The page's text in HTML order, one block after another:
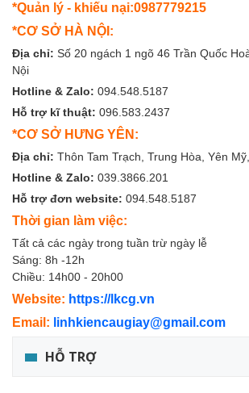
*Quản lý - khiếu nại:0987779215
*CƠ SỞ HÀ NỘI:
Địa chỉ: Số 20 ngách 1 ngõ 46 Trần Quốc
Nội
Hotline & Zalo: 094.548.5187
Hỗ trợ kĩ thuật: 096.583.2437
*CƠ SỞ HƯNG YÊN:
Địa chỉ: Thôn Tam Trạch, Trung Hòa, Yên
Hotline & Zalo: 039.3866.201
Hỗ trợ đơn website: 094.548.5187
Thời gian làm việc:
Tất cả các ngày trong tuần trừ ngày lễ
Sáng: 8h -12h
Chiều: 14h00 - 20h00
Website: https://lkcg.vn
Email: linhkiencaugiay@gmail.com
HỖ TRỢ